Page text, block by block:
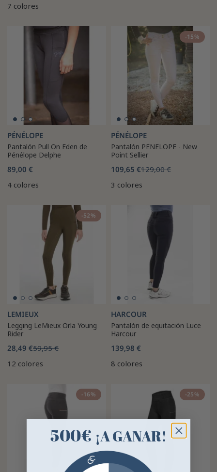
7 colores
PÉNÉLOPE
Pantalón Pull On Eden de
Pénélope Delphe
89,00 €
4 colores
-15%
PÉNÉLOPE
Pantalón PENELOPE - New
Point Sellier
109,65 €129,00 €
3 colores
-52%
LEMIEUX
Legging LeMieux Orla Young
Rider
28,49 €59,95 €
12 colores
HARCOUR
Pantalón de equitación Luce
Harcour
139,98 €
8 colores
-16% -25%
500€ ¡A GANAR!